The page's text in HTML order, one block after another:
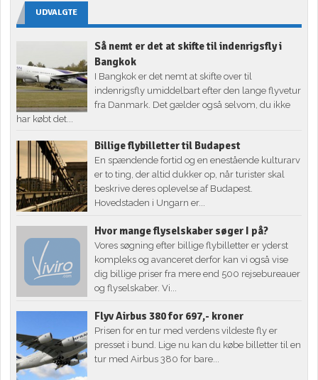
UDVALGTE
Så nemt er det at skifte til indenrigsfly i
Bangkok
I Bangkok er det nemt at skifte over til
indenrigsfly umiddelbart efter den lange flyvetur
fra Danmark. Det gælder også selvom, du ikke
har købt det...
Billige flybilletter til Budapest
En spændende fortid og en enestående kulturarv
er to ting, der altid dukker op, når turister skal
beskrive deres oplevelse af Budapest.
Hovedstaden i Ungarn er...
Hvor mange flyselskaber søger I på?
Vores søgning efter billige flybilletter er yderst
kompleks og avanceret derfor kan vi også vise
dig billige priser fra mere end 500 rejsebureauer
og flyselskaber. Vi...
Flyv Airbus 380 for 697,- kroner
Prisen for en tur med verdens vildeste fly er
presset i bund. Lige nu kan du købe billetter til en
tur med Airbus 380 for bare...